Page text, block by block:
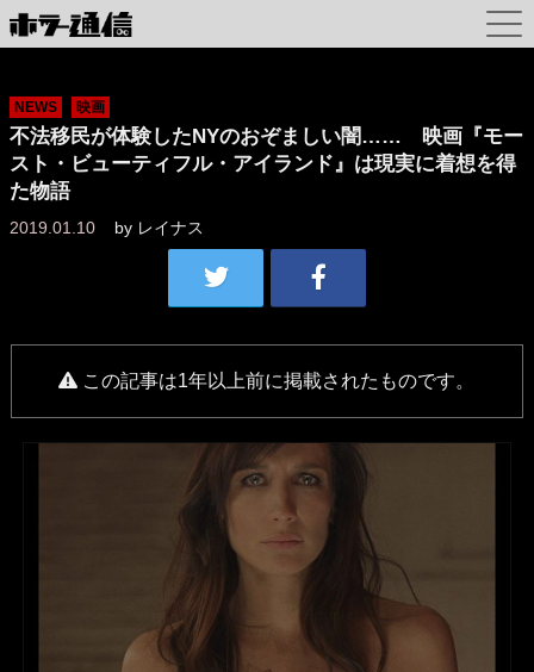
NEWS 映画
不法移民が体験したNYのおぞましい闇…… 映画『モー
スト・ビューティフル・アイランド』は現実に着想を得
た物語
2019.01.10 by レイナス
この記事は1年以上前に掲載されたものです。